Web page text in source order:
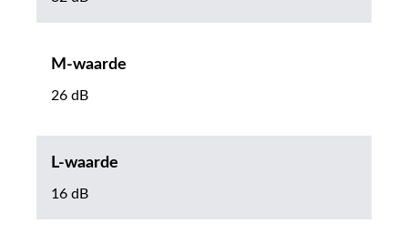
M-waarde
26 dB
L-waarde
16 dB